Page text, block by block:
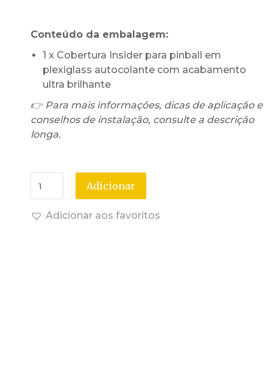
Conteúdo da embalagem:
1 x Cobertura Insider para pinball em
plexiglass autocolante com acabamento
ultra brilhante
👉 Para mais informações, dicas de aplicação e
conselhos de instalação, consulte a descrição
longa.
Adicionar
Adicionar aos favoritos